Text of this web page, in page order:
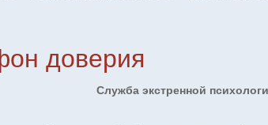
доверия
Служба экстренной